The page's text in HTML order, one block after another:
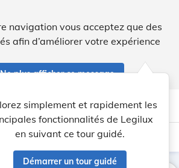
navigation vous acceptez que des
afin d’améliorer votre expérience
Ne plus afficher ce message
account_circle help Aide
simplement et rapidement les
fonctionnalités de Legilux
en suivant ce tour guidé.
Démarrer un tour guidé
light_mode dark_mode